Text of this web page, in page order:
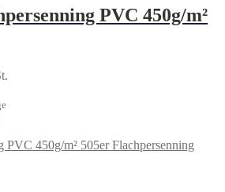
PVC 450g/m²
505er Flachpersenning